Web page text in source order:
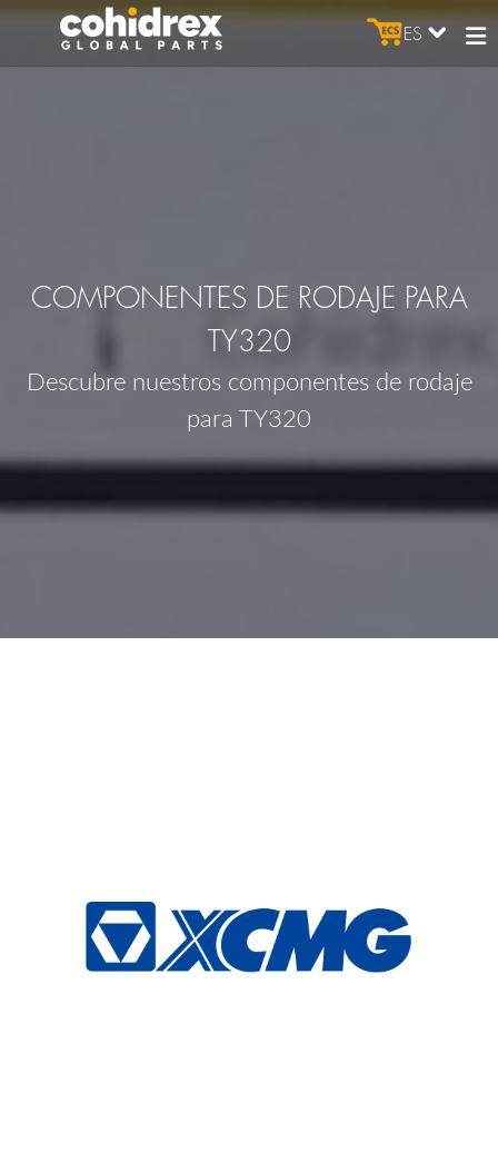
ES
COMPONENTES DE RODAJE PARA
TY320
Descubre nuestros componentes de rodaje
para TY320